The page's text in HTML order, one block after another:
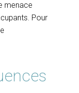
menace
Pour